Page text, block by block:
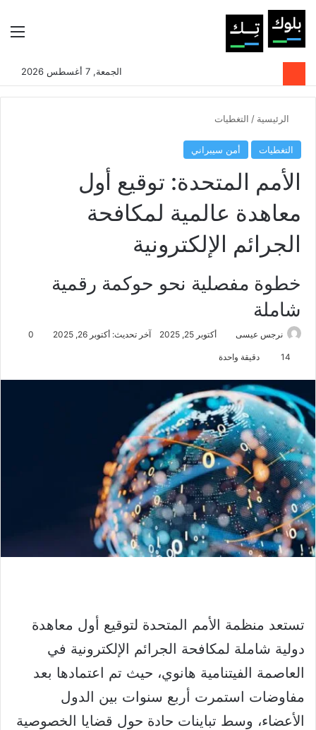
بحثالوضع
الجمعة, 7 أغسطس 2026
الرئيسية / التغطيات
التغطيات أمن سيبراني
الأمم المتحدة: توقيع أول
معاهدة عالمية لمكافحة
الجرائم الإلكترونية
خطوة مفصلية نحو حوكمة رقمية
شاملة
نرجس عيسى أكتوبر 25, 2025 آخر تحديث: أكتوبر 26, 2025 0
14 دقيقة واحدة
تستعد منظمة الأمم المتحدة لتوقيع أول معاهدة
دولية شاملة لمكافحة الجرائم الإلكترونية في
العاصمة الفيتنامية هانوي، حيث تم اعتمادها بعد
مفاوضات استمرت أربع سنوات بين الدول
الأعضاء، وسط تباينات حادة حول قضايا الخصوصية